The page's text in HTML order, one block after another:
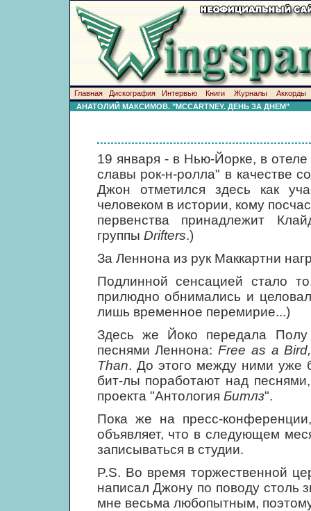
Главная Дискография Интервью Книги Журналы
Аккорды
АНАТОЛИЙ МАКСИМОВ. "MCCARTNEY. ДЕНЬ ЗА ДНЕМ"
19 января - в Нью-Йорке, в
славы рок-н-ролла" в качестве
Джон отметился здесь как
человеком в истории, кому
первенства принадлежит
группы Drifters.)
За Леннона из рук Маккартни
Подлинной сенсацией стало
прилюдно обнимались и
лишь временное перемирие...)
Здесь же Йоко передала Полу
песнями Леннона:Free as a
Than. До этого между ними уже
бит-лы поработают над
проекта "Антология Битлз".
Пока же на пресс-
объявляет, что в следующем
записываться в студии.
P.S. Во время торжественной
написал Джону по поводу столь
мне весьма любопытным,